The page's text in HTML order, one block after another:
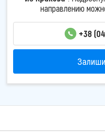
направлению
+38